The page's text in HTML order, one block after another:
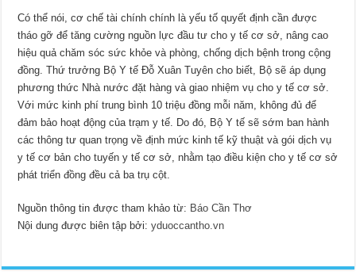
Có thể nói, cơ chế tài chính chính là yếu tố quyết định cần được
tháo gỡ để tăng cường nguồn lực đầu tư cho y tế cơ sở, nâng cao
hiệu quả chăm sóc sức khỏe và phòng, chống dịch bệnh trong cộng
đồng. Thứ trưởng Bộ Y tế Đỗ Xuân Tuyên cho biết, Bộ sẽ áp dụng
phương thức Nhà nước đặt hàng và giao nhiệm vụ cho y tế cơ sở.
Với mức kinh phí trung bình 10 triệu đồng mỗi năm, không đủ để
đảm bảo hoạt động của trạm y tế. Do đó, Bộ Y tế sẽ sớm ban hành
các thông tư quan trọng về định mức kinh tế kỹ thuật và gói dịch vụ
y tế cơ bản cho tuyến y tế cơ sở, nhằm tạo điều kiện cho y tế cơ sở
phát triển đồng đều cả ba trụ cột.
Nguồn thông tin được tham khảo từ: Báo Cần Thơ
Nội dung được biên tập bởi:yduoccantho.vn